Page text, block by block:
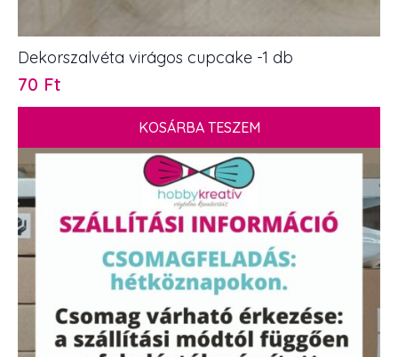
Dekorszalvéta virágos cupcake -1 db
70 Ft
KOSÁRBA TESZEM